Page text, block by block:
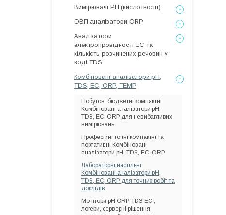
Вимірювачі РН (кислотності)
ОВП аналізатори ORP
Аналізатори
електропровідності EC та
кількість розчинених речовин у
воді TDS
Комбіновані аналізатори pH,
TDS, EC, ORP, TEMP
Побутові бюджетні компактні
Комбіновані аналізатори pH,
TDS, EC, ORP для невибагливих
вимірювань
Професійні точні компактні та
портативні Комбіновані
аналізатори pH, TDS, EC, ORP
Лабораторні настільні
Комбіновані аналізатори pH,
TDS, EC, ORP для точних робіт та
дослідів
Монітори рН ORP TDS EC ,
логери, серверні рішення: